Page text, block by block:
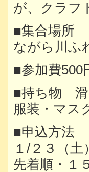
が、クラフ
■集合場所
ながら川ふ
■参加費500
■持ち物 滑
服装・マス
■申込方法
１/２３（
先着順・１